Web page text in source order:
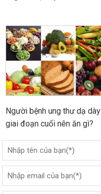
Người bệnh ung thư dạ dày
giai đoạn cuối nên ăn gì?